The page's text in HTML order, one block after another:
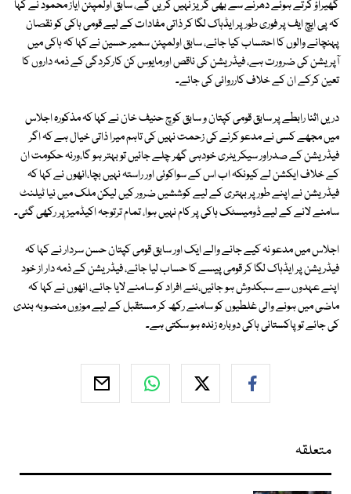
گھیراؤ کرتے ہوئے دھرنے سے بھی گریز نہیں کریں گے، سابق اولمپئن ایاز محمود نے کہا
کہ پی ایچ ایف پر فوری طور پر ایڈہاک لگا کر ذاتی مفادات کے لیے قومی ہاکی کو نقصان
پہنچانے والوں کا احتساب کیا جائے، سابق اولمپئن سمیر حسین نے کہا کہ ہاکی میں
آپریشن کی ضرورت ہے، فیڈریشن کی ناقص اورمایوس کن کارکردگی کے ذمہ داروں کا
تعین کرکے ان کے خلاف کارروائی کی جائے۔
دریں اثنا رابطے پر سابق قومی کپتان و سابق کوچ حنیف خان نے کہا کہ مذکورہ اجلاس
میں مجھے کسی نے مدعو کرنے کی زحمت نہیں کی تاہم میرا ذاتی خیال ہے کہ اگر
فیڈریشن کے صدراور سیکریٹری خودہی گھر چلے جائیں تو بہتر ہو گا،ورنہ حکومت ان
کے خلاف ایکشن لے کیونکہ اب اس کے سواکوئی اور راستہ نہیں بچا،انھوں نے کہا کہ
فیڈریشن نے اپنے طور پر بہتری کے لیے کوششیں ضرور کیں لیکن ملک میں نیا ٹیلنٹ
سامنے لانے کے لیے ڈومیسٹک ہاکی پر کام نہیں ہوا، تمام ترتوجہ اکیڈمیز پر رکھی گئی۔
اجلاس میں مدعو نہ کیے جانے والے ایک اور سابق قومی کپتان حسن سردار نے کہا کہ
فیڈریشن پر ایڈہاک لگا کر قومی پیسے کا حساب لیا جائے، فیڈریشن کے ذمہ دار از خود
اپنے عہدوں سے سبکدوش ہو جائیں،نئے افراد کو سامنے لایا جائے، انھوں نے کہا کہ
ماضی میں ہونے والی غلطیوں کو سامنے رکھ کر مستقبل کے لیے موزوں منصوبہ بندی
کی جائے تو پاکستانی ہاکی دوبارہ زندہ ہو سکتی ہے۔
متعلقہ